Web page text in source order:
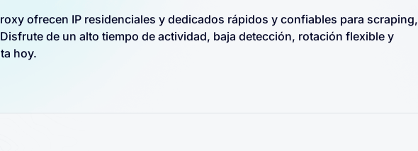
ofrecen IP residenciales y dedicados rápidos y confiables para scraping,
de un alto tiempo de actividad, baja detección, rotación flexible y
hoy.